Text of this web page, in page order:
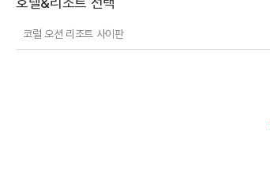
코럴 오션 리조트 사이판